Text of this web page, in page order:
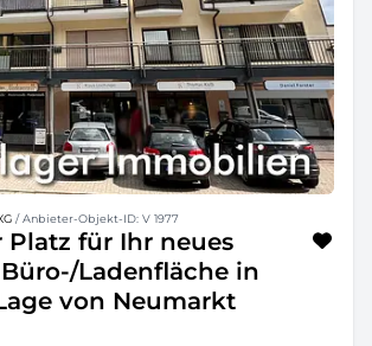
/ Anbieter-Objekt-ID: V 1977
Platz für Ihr neues
Ladenfläche in
von Neumarkt